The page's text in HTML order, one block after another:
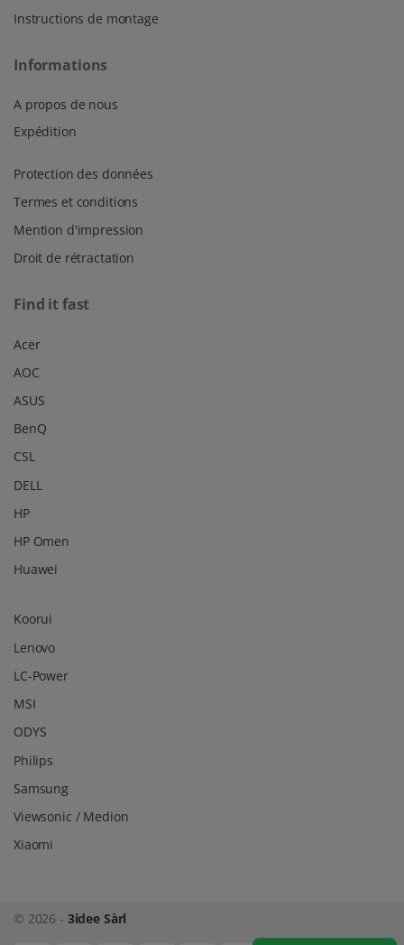
Instructions de montage
Informations
A propos de nous
Expédition
Protection des données
Termes et conditions
Mention d'impression
Droit de rétractation
Find it fast
Acer
AOC
ASUS
BenQ
CSL
DELL
HP
HP Omen
Huawei
Koorui
Lenovo
LC-Power
MSI
ODYS
Philips
Samsung
Viewsonic / Medion
Xiaomi
© 2026 - 3idee Sàrl